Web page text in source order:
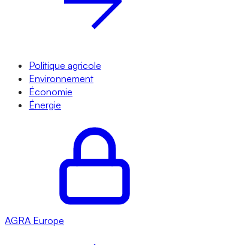
Politique agricole
Environnement
Économie
Énergie
AGRA Europe